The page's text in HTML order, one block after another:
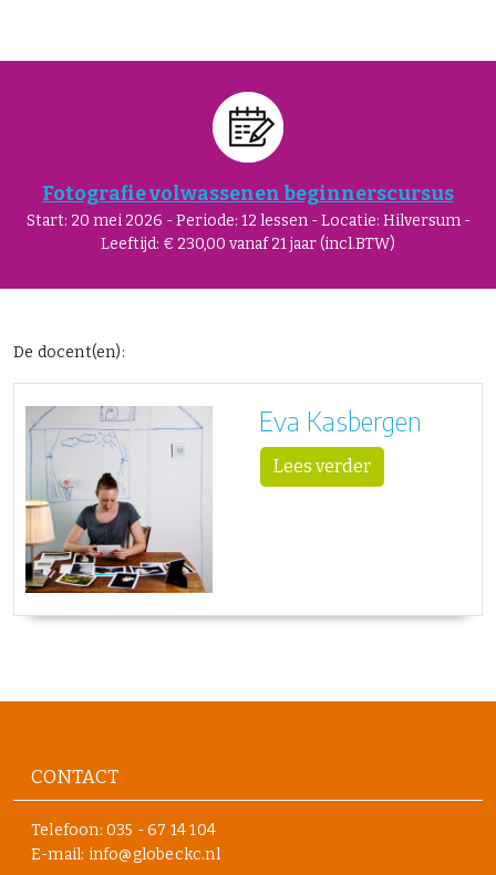
Fotografie volwassenen beginnerscursus
Start: 20 mei 2026 - Periode: 12 lessen - Locatie: Hilversum -
Leeftijd: € 230,00 vanaf 21 jaar (incl.BTW)
De docent(en):
Eva Kasbergen
Lees verder
CONTACT
Telefoon: 035 - 67 14 104
E-mail: info@globeckc.nl